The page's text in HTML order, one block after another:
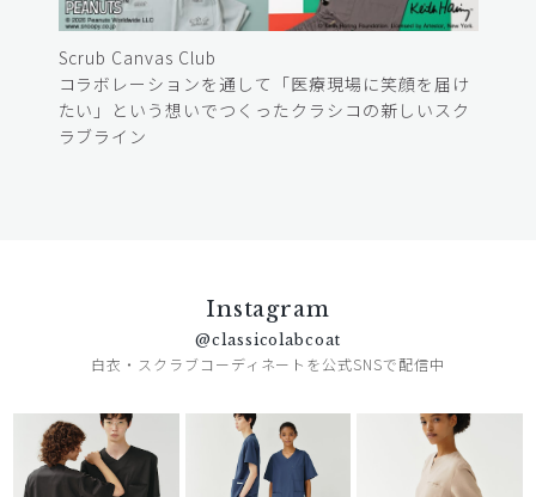
Scrub Canvas Club
コラボレーションを通して「医療現場に笑顔を届け
たい」という想いでつくったクラシコの新しいスク
ラブライン
Instagram
@classicolabcoat
白衣・スクラブコーディネートを公式SNSで配信中